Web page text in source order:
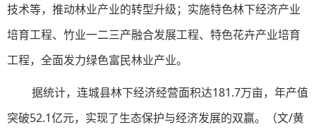
技术等，推动林业产业的转型升级；实施特色林下经济产业
培育工程、竹业一二三产融合发展工程、特色花卉产业培育
工程，全面发力绿色富民林业产业。
据统计，连城县林下经济经营面积达181.7万亩，年产值
突破52.1亿元，实现了生态保护与经济发展的双赢。（文/黄